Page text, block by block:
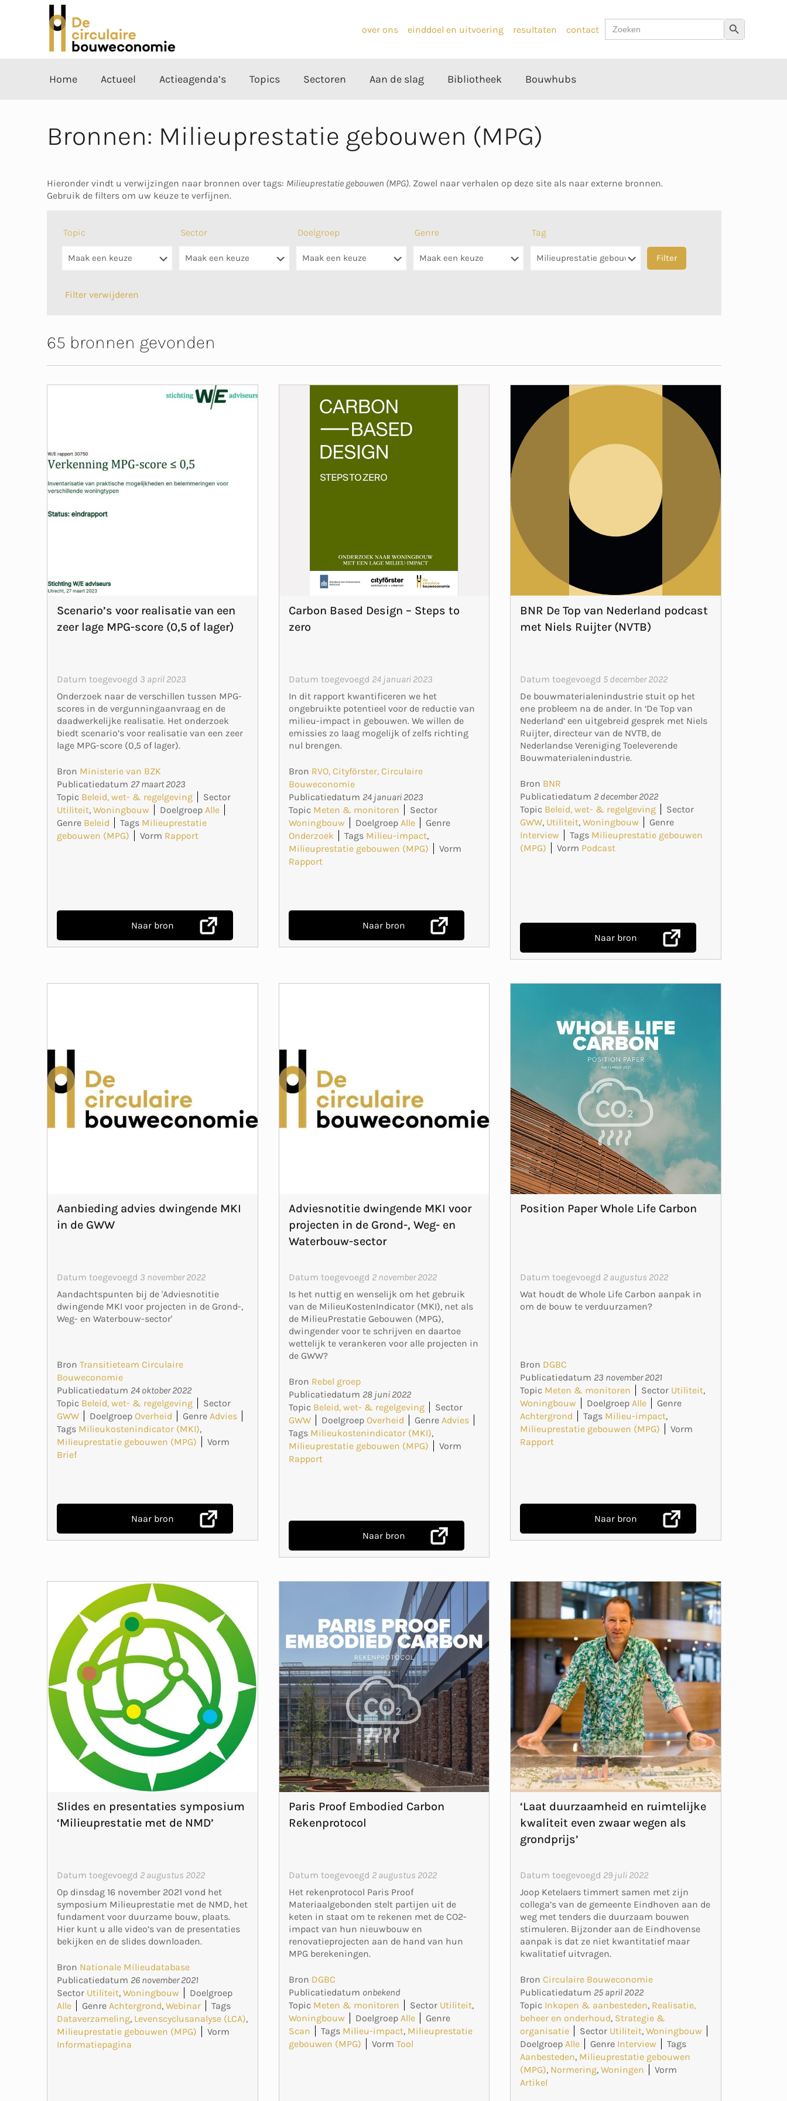
over ons einddoel en uitvoering resultaten contact
Zoek
naar:
Zoekknop
Home Actueel Actieagenda’s Topics Sectoren Aan de slag Bibliotheek Bouwhubs
Bronnen: Milieuprestatie gebouwen (MPG)
Hieronder vindt u verwijzingen naar bronnen over tags: Milieuprestatie gebouwen (MPG). Zowel naar verhalen op deze site als naar externe bronnen.
Gebruik de filters om uw keuze te verfijnen.
Topic Sector Doelgroep Genre Tag
Filter verwijderen
65 bronnen gevonden
Scenario’s voor realisatie van een
zeer lage MPG-score (0,5 of lager)
Datum toegevoegd 3 april 2023
Onderzoek naar de verschillen tussen MPG-
scores in de vergunningaanvraag en de
daadwerkelijke realisatie. Het onderzoek
biedt scenario’s voor realisatie van een zeer
lage MPG-score (0,5 of lager).
Bron Ministerie van BZK
Publicatiedatum 27 maart 2023
Topic Beleid, wet- & regelgeving
Sector
Utiliteit, Woningbouw Doelgroep Alle
Genre Beleid Tags Milieuprestatie
gebouwen (MPG)
Vorm Rapport
Naar bron
Carbon Based Design – Steps to
zero
Datum toegevoegd 24 januari 2023
In dit rapport kwantificeren we het
ongebruikte potentieel voor de reductie van
milieu-impact in gebouwen. We willen de
emissies zo laag mogelijk of zelfs richting
nul brengen.
Bron RVO, Cityförster, Circulaire
Bouweconomie
Publicatiedatum 24 januari 2023
Topic Meten & monitoren
Sector
Woningbouw
Doelgroep Alle
Genre
Onderzoek
Tags Milieu-impact,
Milieuprestatie gebouwen (MPG)
Vorm
Rapport
Naar bron
BNR De Top van Nederland podcast
met Niels Ruijter (NVTB)
Datum toegevoegd 5 december 2022
De bouwmaterialenindustrie stuit op het
ene probleem na de ander. In ‘De Top van
Nederland’ een uitgebreid gesprek met Niels
Ruijter, directeur van de NVTB, de
Nederlandse Vereniging Toeleverende
Bouwmaterialenindustrie.
Bron BNR
Publicatiedatum 2 december 2022
Topic Beleid, wet- & regelgeving
Sector
GWW, Utiliteit,Woningbouw
Genre
Interview
Tags Milieuprestatie gebouwen
(MPG)
Vorm Podcast
Naar bron
Aanbieding advies dwingende MKI
in de GWW
Datum toegevoegd 3 november 2022
Aandachtspunten bij de 'Adviesnotitie
dwingende MKI voor projecten in de Grond-,
Weg- en Waterbouw-sector'
Bron Transitieteam Circulaire
Bouweconomie
Publicatiedatum 24 oktober 2022
Topic Beleid, wet- & regelgeving
Sector
GWW
Doelgroep Overheid Genre Advies
Tags Milieukostenindicator (MKI),
Milieuprestatie gebouwen (MPG)
Vorm
Brief
Naar bron
Adviesnotitie dwingende MKI voor
projecten in de Grond-, Weg- en
Waterbouw-sector
Datum toegevoegd 2 november 2022
Is het nuttig en wenselijk om het gebruik
van de MilieuKostenIndicator (MKI), net als
de MilieuPrestatie Gebouwen (MPG),
dwingender voor te schrijven en daartoe
wettelijk te verankeren voor alle projecten in
de GWW?
Bron Rebel groep
Publicatiedatum 28 juni 2022
Topic Beleid, wet- & regelgeving
Sector
GWW
Doelgroep Overheid Genre Advies
Tags Milieukostenindicator (MKI),
Milieuprestatie gebouwen (MPG)
Vorm
Rapport
Naar bron
Position Paper Whole Life Carbon
Datum toegevoegd 2 augustus 2022
Wat houdt de Whole Life Carbon aanpak in
om de bouw te verduurzamen?
Bron DGBC
Publicatiedatum 23 november 2021
Topic Meten & monitoren Sector Utiliteit,
Woningbouw
Doelgroep Alle
Genre
Achtergrond
Tags Milieu-impact,
Milieuprestatie gebouwen (MPG)
Vorm
Rapport
Naar bron
Slides en presentaties symposium
‘Milieuprestatie met de NMD’
Datum toegevoegd 2 augustus 2022
Op dinsdag 16 november 2021 vond het
symposium Milieuprestatie met de NMD, het
fundament voor duurzame bouw, plaats.
Hier kunt u alle video’s van de presentaties
bekijken en de slides downloaden.
Bron Nationale Milieudatabase
Publicatiedatum 26 november 2021
Sector Utiliteit, Woningbouw
Doelgroep
Alle
Genre Achtergrond, Webinar
Tags
Dataverzameling, Levenscyclusanalyse (LCA),
Milieuprestatie gebouwen (MPG)
Vorm
Informatiepagina
Paris Proof Embodied Carbon
Rekenprotocol
Datum toegevoegd 2 augustus 2022
Het rekenprotocol Paris Proof
Materiaalgebonden stelt partijen uit de
keten in staat om te rekenen met de CO2-
impact van hun nieuwbouw en
renovatieprojecten aan de hand van hun
MPG berekeningen.
Bron DGBC
Publicatiedatum onbekend
Topic Meten & monitoren Sector Utiliteit,
Woningbouw
Doelgroep Alle
Genre
Scan
Tags Milieu-impact, Milieuprestatie
gebouwen (MPG)
Vorm Tool
‘Laat duurzaamheid en ruimtelijke
kwaliteit even zwaar wegen als
grondprijs’
Datum toegevoegd 29 juli 2022
Joop Ketelaers timmert samen met zijn
collega’s van de gemeente Eindhoven aan de
weg met tenders die duurzaam bouwen
stimuleren. Bijzonder aan de Eindhovense
aanpak is dat ze niet kwantitatief maar
kwalitatief uitvragen.
BronCirculaire Bouweconomie
Publicatiedatum 25 april 2022
Topic Inkopen & aanbesteden, Realisatie,
beheer en onderhoud, Strategie &
organisatie
Sector Utiliteit,Woningbouw
Doelgroep Alle Genre Interview
Tags
Aanbesteden, Milieuprestatie gebouwen
(MPG), Normering,Woningen
Vorm
Artikel